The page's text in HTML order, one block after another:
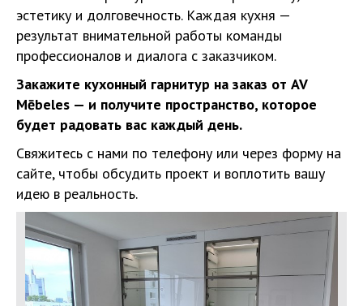
эстетику и долговечность. Каждая кухня —
результат внимательной работы команды
профессионалов и диалога с заказчиком.
Закажите кухонный гарнитур на заказ от AV
Mēbeles — и получите пространство, которое
будет радовать вас каждый день.
Свяжитесь с нами по телефону или через форму на
сайте, чтобы обсудить проект и воплотить вашу
идею в реальность.